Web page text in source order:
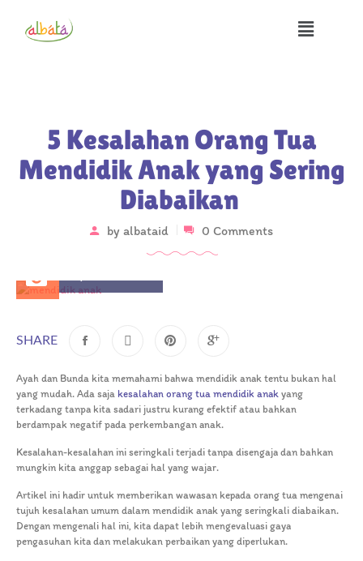
5 Kesalahan Orang Tua
Mendidik Anak yang Sering
Diabaikan
by albataid 0 Comments
SHARE
Ayah dan Bunda kita memahami bahwa mendidik anak tentu bukan hal
yang mudah. Ada saja kesalahan orang tua mendidik anak yang
terkadang tanpa kita sadari justru kurang efektif atau bahkan
berdampak negatif pada perkembangan anak.
Kesalahan-kesalahan ini seringkali terjadi tanpa disengaja dan bahkan
mungkin kita anggap sebagai hal yang wajar.
Artikel ini hadir untuk memberikan wawasan kepada orang tua mengenai
tujuh kesalahan umum dalam mendidik anak yang seringkali diabaikan.
Dengan mengenali hal ini, kita dapat lebih mengevaluasi gaya
pengasuhan kita dan melakukan perbaikan yang diperlukan.